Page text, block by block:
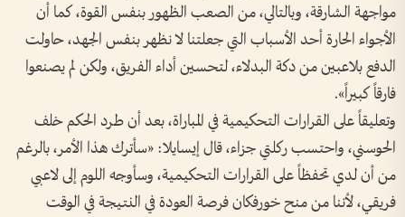
مواجهة الشارقة، وبالتالي، من الصعب الظهور بنفس القوة، كما أن
الأجواء الحارة أحد الأسباب التي جعلتنا لا نظهر بنفس الجهد، حاولت
الدفع بلاعبين من دكة البدلاء، لتحسين أداء الفريق، ولكن لم يصنعوا
فارقاً كبيراً».
وتعليقاً على القرارات التحكيمية في المباراة، بعد أن طرد الحكم خلف
الحوسني، واحتسب ركلتي جزاء، قال إيسايلا: «سأترك هذا الأمر، بالرغم
من أن لدي تحفظاً على القرارات التحكيمية، وسأوجه اللوم إلى لاعبي
فريقي، لأننا من منح خورفكان فرصة العودة في النتيجة في الوقت